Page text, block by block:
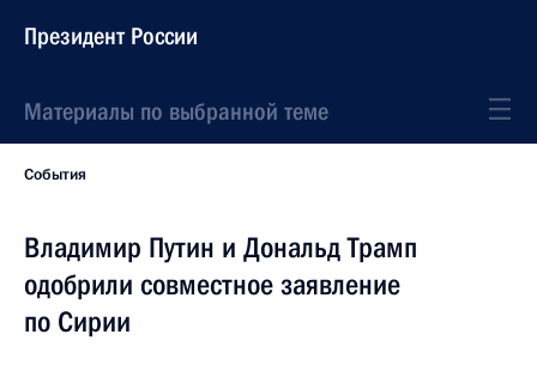
Президент России
Материалы по выбранной теме
События
Владимир Путин и Дональд Трамп
одобрили совместное заявление
по Сирии